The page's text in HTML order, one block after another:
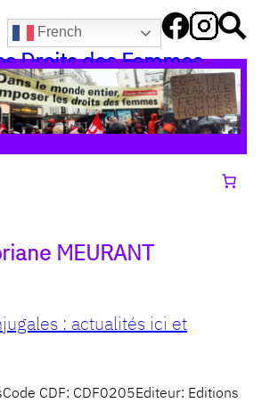
French
Droits des Femmes
MEURANT
: actualités ici et
CDF: CDF0205Editeur: Editions